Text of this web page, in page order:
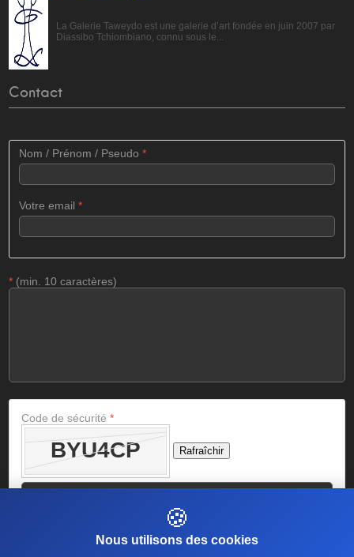
🍪
Nous utilisons des cookies
La Galerie Taweydo est une galerie d’art fondée en juin 2007 par
Diassibo Tchiombiano, connu sous le...
Contact
Nom / Prénom / Pseudo*
Votre email*
* (min. 10 caractères)
Code de sécurité*
Rafraîchir